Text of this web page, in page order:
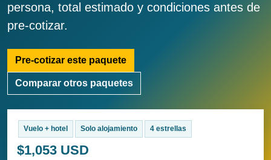
persona, total estimado y condiciones antes de
pre-cotizar.
Pre-cotizar este paquete
Comparar otros paquetes
Vuelo + hotel Solo alojamiento 4 estrellas
$1,053 USD